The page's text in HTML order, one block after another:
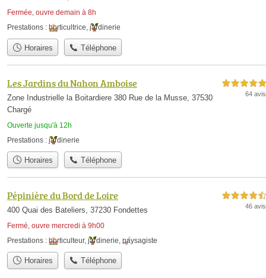
Fermée, ouvre demain à 8h
Prestations : horticultrice, jardinerie
Horaires Téléphone
Les Jardins du Nahon Amboise
Zone Industrielle la Boitardiere 380 Rue de la Musse, 37530
Chargé
Ouverte jusqu'à 12h
5,0 étoiles sur 5
64 avis
Prestations : jardinerie
Horaires Téléphone
Pépinière du Bord de Loire
400 Quai des Bateliers, 37230 Fondettes
Fermé, ouvre mercredi à 9h00
4,5 étoiles sur 5
46 avis
Prestations : horticulteur, jardinerie, paysagiste
Horaires Téléphone